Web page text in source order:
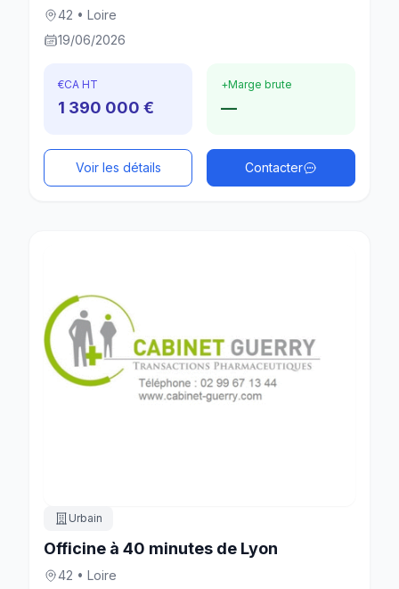
42 • Loire
19/06/2026
€CA HT
1 390 000 €
+Marge brute
—
Voir les détails Contacter
Urbain
Officine à 40 minutes de Lyon
42 • Loire